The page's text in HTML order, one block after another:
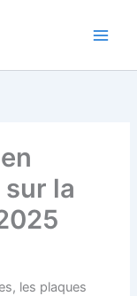
la
les plaques